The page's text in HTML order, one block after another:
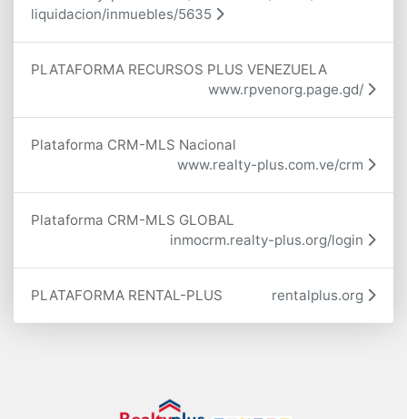
liquidacion/inmuebles/5635
PLATAFORMA RECURSOS PLUS VENEZUELA
www.rpvenorg.page.gd/
Plataforma CRM-MLS Nacional
www.realty-plus.com.ve/crm
Plataforma CRM-MLS GLOBAL
inmocrm.realty-plus.org/login
PLATAFORMA RENTAL-PLUS rentalplus.org